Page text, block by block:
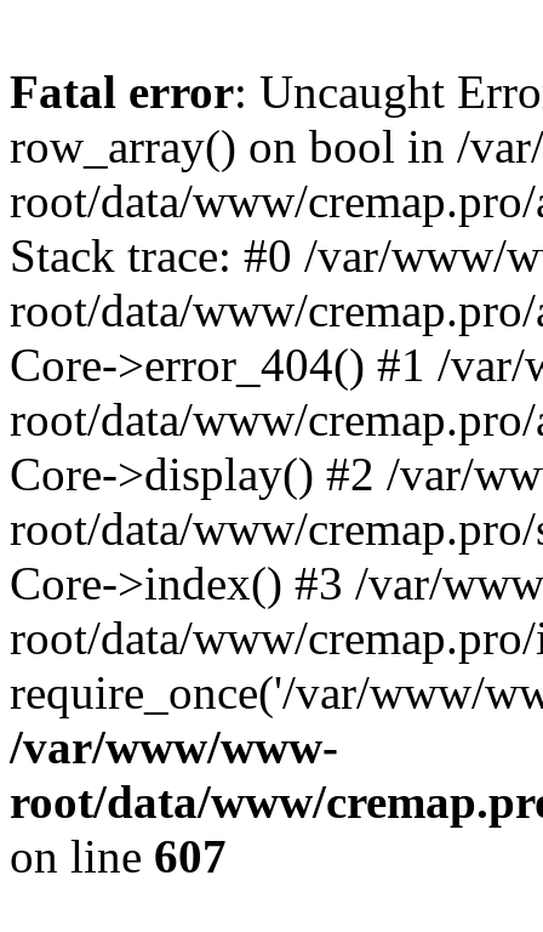
Fatal error: Uncaught
row_array() on bool in /
root/data/www/
Stack trace: #0 /var/www/
root/data/www/
Core->error_404() #1 /
root/data/www/
Core->display() #2 /var/
root/data/www/
Core->index() #3 /var/
root/data/www/
require_once('/var/www/
/var/www/www-
root/data/www/
on line 607